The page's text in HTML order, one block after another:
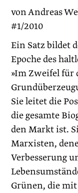
von Andreas
#1/2010
Ein Satz bildet
Epoche des
»Im Zweifel für
Sie leitet die
die gesamte
den Markt ist.
Marxisten,
Verbesserung
Grünen, die